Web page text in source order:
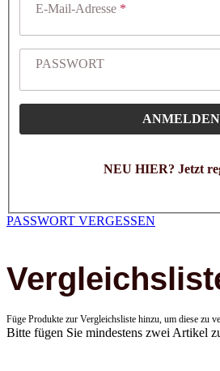
E-Mail-Adresse
PASSWORT
ANMELDEN
NEU HIER? Jetzt
PASSWORT VERGESSEN
Füge Produkte zur Vergleichsliste hinzu, um diese zu
Bitte fügen Sie mindestens zwei Artikel